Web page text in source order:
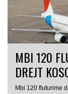
MBI 120
DREJT
Mbi 120 fluturime